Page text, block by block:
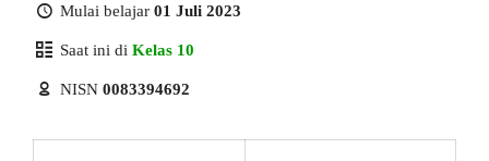
Mulai belajar 01 Juli 2023
Saat ini di Kelas 10
NISN 0083394692